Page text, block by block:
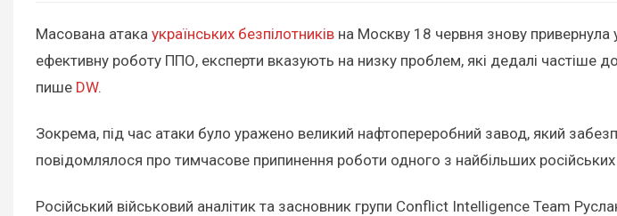
Масована атака українських безпілотників на Москву 18 червня знову привернула
ефективну роботу ППО, експерти вказують на низку проблем, які дедалі частіше
пише DW.
Зокрема, під час атаки було уражено великий нафтопереробний завод, який
повідомлялося про тимчасове припинення роботи одного з найбільших російських
Російський військовий аналітик та засновник групи Conflict Intelligence Team